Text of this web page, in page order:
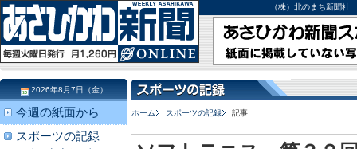
（株）北のまち新聞
ホーム スポーツの記録 記事
2026年8月7日（金）
今週の紙面から
スポーツの記録